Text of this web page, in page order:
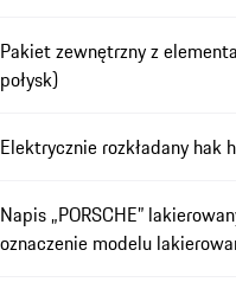
Pakiet zewnętrzny z
połysk)
Elektrycznie rozkładany hak
Napis „PORSCHE”
oznaczenie modelu